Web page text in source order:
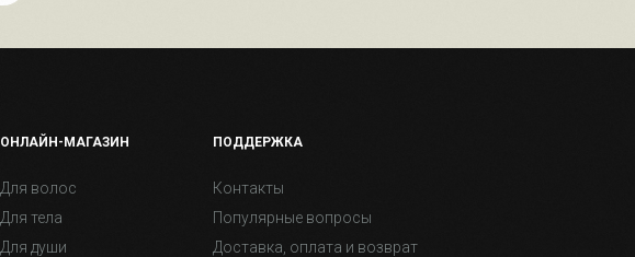
ОНЛАЙН-МАГАЗИН
Для волос
Для тела
Для души
ПОДДЕРЖКА
Контакты
Популярные вопросы
Доставка, оплата и возврат